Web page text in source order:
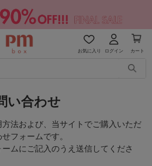
お気に入り ログイン カート
い合わせ
法および、当サイトでご購入いただ
フォームです。
ムにご記入のうえ送信してくださ